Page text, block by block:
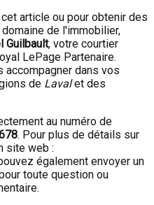
article ou pour obtenir des
de l'immobilier,
Guilbault, votre courtier
LePage Partenaire.
dans vos
de Lavalet des
au numéro de
. Pour plus de détails sur
site web :
également envoyer un
toute question ou